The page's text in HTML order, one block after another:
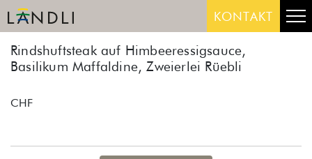
Skip
to
KONTAKT
Rindshuftsteak auf Himbeeressigsauce,
Basilikum Maffaldine, Zweierlei Rüebli
CHF